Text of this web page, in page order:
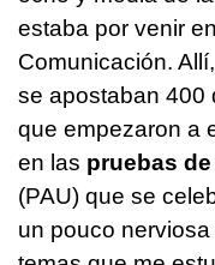
estaba por venir
Comunicación.
se apostaban 400
que empezaron a
en las pruebas
(PAU) que se
un pouco